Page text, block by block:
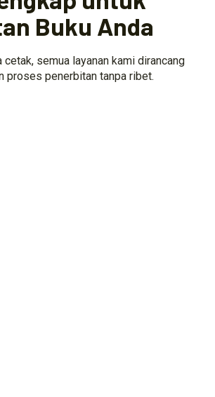
Buku Anda
semua layanan kami dirancang
proses penerbitan tanpa ribet.